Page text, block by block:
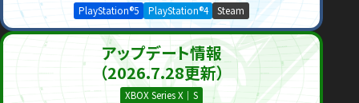
PlayStation®5 PlayStation®4 Steam
アップデート情報
（2026.7.28更新）
XBOX Series X｜S